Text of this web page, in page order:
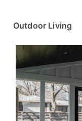
Outdoor Living